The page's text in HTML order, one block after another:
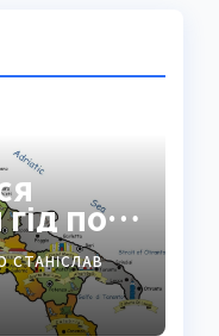
по
СТАНІСЛАВ